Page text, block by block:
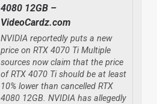
4080 12GB –
VideoCardz.com
NVIDIA reportedly puts a new
price on RTX 4070 Ti Multiple
sources now claim that the price
of RTX 4070 Ti should be at least
10% lower than cancelled RTX
4080 12GB. NVIDIA has allegedly